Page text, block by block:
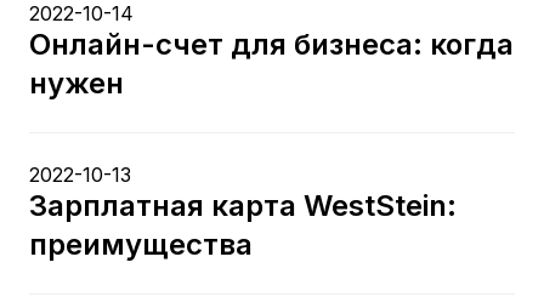
2022-10-14
Онлайн-счет для бизнеса: когда
нужен
2022-10-13
Зарплатная карта WestStein:
преимущества